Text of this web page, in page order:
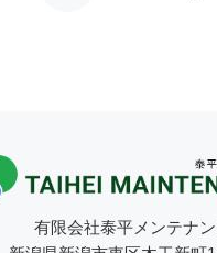
有限会社泰平メンテナン